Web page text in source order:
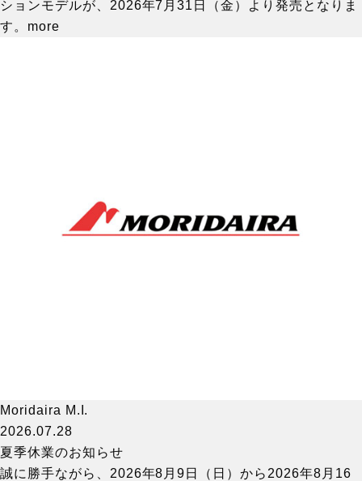
ションモデルが、2026年7月31日（金）より発売となりま
す。 more
Moridaira M.I.
2026.07.28
夏季休業のお知らせ
誠に勝手ながら、2026年8月9日（日）から2026年8月16